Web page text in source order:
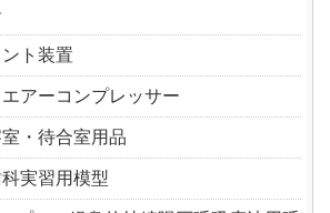
ト装置
アーコンプレッサー
・待合室用品
実習用模型